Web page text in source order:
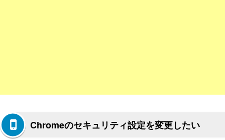
Chromeのセキュリティ設定を変更したい